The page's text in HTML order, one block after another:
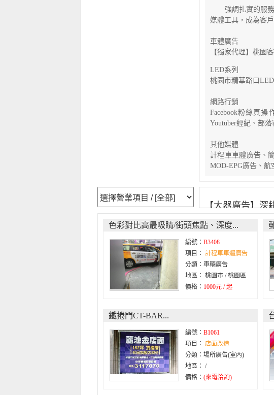
強調扎實的服務
媒體工具，成為客
車體廣告
【獨家代理】桃園
LED系列
桃園市精華路口
網路行銷
Facebook粉絲頁操
Youtuber經紀、部落
其他媒體
計程車車體廣告、
MOD-EPG廣告、航
【大器廣告】
唯一的工作守則
成為客戶最好的
色彩對比高最吸睛/街頭焦點、深度...
編號： B3408
項目： 計程車車體廣告
分類：車輛廣告
地區： 桃園市 / 桃園區
價格： 1000元 / 起
鐵捲門CT-BAR...
編號： B1061
項目： 店面改造
分類：場所廣告(室內)
地區： /
價格： (來電洽詢)